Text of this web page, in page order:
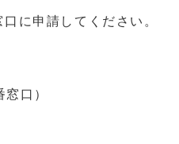
に申請してください。
口）